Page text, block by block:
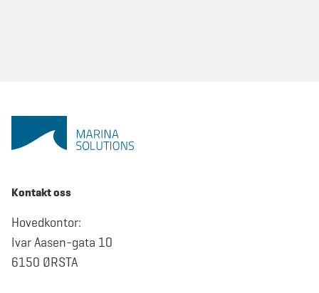
Kontakt oss
Hovedkontor:
Ivar Aasen-gata 10
6150 ØRSTA